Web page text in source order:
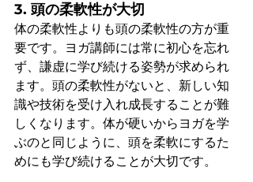
3. 頭の柔軟性が大切
体の柔軟性よりも頭の柔軟性の方が重
要です。ヨガ講師には常に初心を忘れ
ず、謙虚に学び続ける姿勢が求められ
ます。頭の柔軟性がないと、新しい知
識や技術を受け入れ成長することが難
しくなります。体が硬いからヨガを学
ぶのと同じように、頭を柔軟にするた
めにも学び続けることが大切です。